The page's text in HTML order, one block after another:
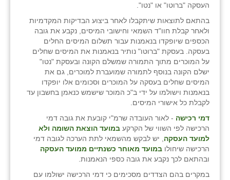
העסקה "ברוטו" או "נטו".
בהתאם לתוצאות שיתקבלו לאחר ביצוע הבדיקות המקדמיות
ולאחר קבלת חוו"ד השמאי וחישובי המיסים, נקבע את גובה
הכספים שיופקדו בנאמנות עבור תשלום המיסים החלים
בעסקה. בעסקת "ברוטו" נותיר בנאמנות את המיסים שחלים
על המוכרים מתוך התמורה שמשלם הקונה ובעסקת "נטו"
ישלם הקונה בנוסף לתמורה שמועברת למוכרים, גם את
המיסים שחלים בעסקה על המוכרים וסכומים אלו יופקדו
בנאמנות וישולמו על ידי ב"כ המוכר שישמש כנאמן בחשבון עד
לקבלת כל אישורי המיסים.
דמי רכישה - לאור העובדה שרמ"י קובעת את גובה דמי
הרכישה לפי השווי של הקרקע במועד הוצאת השומה ולא
למועד העסקה , יש לבקש מהשמאי לתת הערכה לגובה דמי
הרכישה שיחולו במועד מאוחר כשנתיים ממועד העסקה
ובהתאם לכך נקבע את גובה כספי הנאמנות.
במקרים בהם הצדדים מסכימים כי דמי הרכישה ישולמו עם